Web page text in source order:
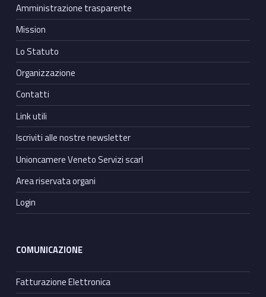
Amministrazione trasparente
Mission
Lo Statuto
Organizzazione
Contatti
Link utili
Iscriviti alle nostre newsletter
Unioncamere Veneto Servizi scarl
Area riservata organi
Login
COMUNICAZIONE
Fatturazione Elettronica